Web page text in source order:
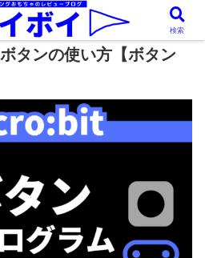
タンの使い方【ボタン
検索